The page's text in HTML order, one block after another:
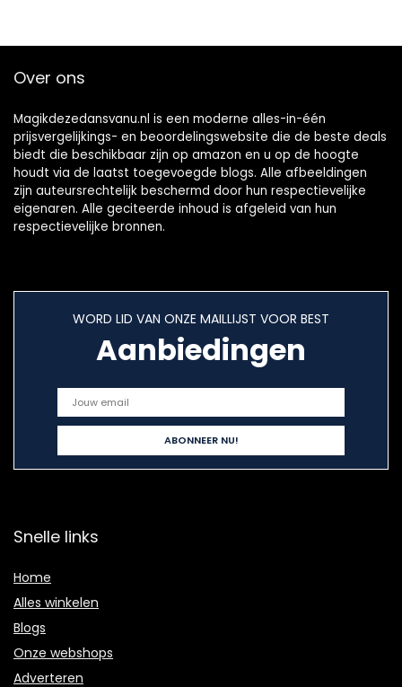
Over ons
Magikdezedansvanu.nl is een moderne alles-in-één
prijsvergelijkings- en beoordelingswebsite die de beste deals
biedt die beschikbaar zijn op amazon en u op de hoogte
houdt via de laatst toegevoegde blogs. Alle afbeeldingen
zijn auteursrechtelijk beschermd door hun respectievelijke
eigenaren. Alle geciteerde inhoud is afgeleid van hun
respectievelijke bronnen.
WORD LID VAN ONZE MAILLIJST VOOR BEST
Aanbiedingen
Snelle links
Home
Alles winkelen
Blogs
Onze webshops
Adverteren